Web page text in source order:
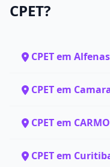
CPET?
CPET em
CPET em
CPET em
CPET em